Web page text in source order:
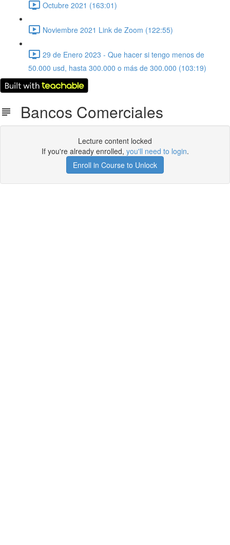
Octubre 2021 (163:01)
Noviembre 2021 Link de Zoom (122:55)
29 de Enero 2023 - Que hacer si tengo menos de
50.000 usd, hasta 300.000 o más de 300.000 (103:19)
Bancos Comerciales
Lecture content locked
If you're already enrolled, you'll need to login.
Enroll in Course to Unlock